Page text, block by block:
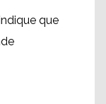
que